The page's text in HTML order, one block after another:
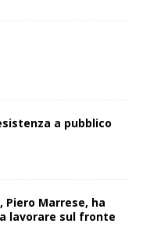
a pubblico
Marrese, ha
lavorare sul fronte